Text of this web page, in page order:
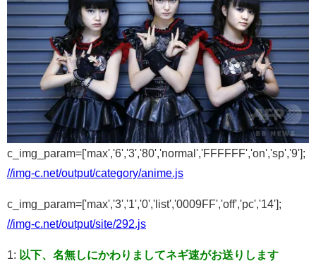
c_img_param=['max','6','3','80','normal','FFFFFF','on','sp','9'];
//img-c.net/output/category/anime.js
c_img_param=['max','3','1','0','list','0009FF','off','pc','14'];
//img-c.net/output/site/292.js
1: 以下、名無しにかわりましてネギ速がお送りします